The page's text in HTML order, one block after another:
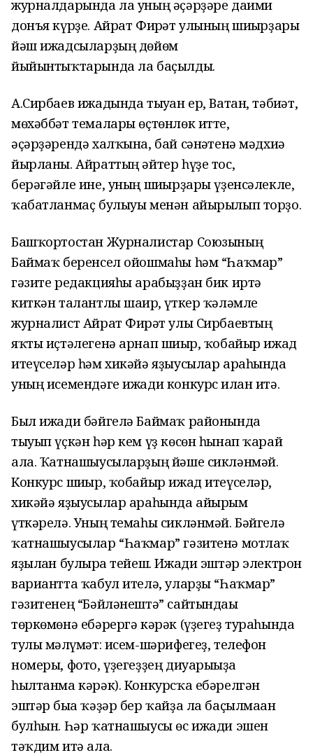
журналдарында ла уның әҫәрҙәре даими
донъя күрҙе. Айрат Фирғәт улының шиғырҙары
йәш ижадсыларҙың дөйөм
йыйынтыҡтарында ла баҫылды.
А.Сирбаев ижадында тыуған ер, Ватан, тәбиғәт,
мөхәббәт темалары өҫтөнлөк итте,
әҫәрҙәрендә халҡына, бай сәнғәтенә мәдхиә
йырланы. Айраттың әйтер һүҙе тос,
берәгәйле ине, уның шиғырҙары үҙенсәлекле,
ҡабатланмаҫ булыуы менән айырылып торҙо.
Башҡортостан Журналистар Союзының
Баймаҡ беренсел ойошмаһы һәм “Һаҡмар”
гәзите редакцияһы арабыҙҙан бик иртә
киткән талантлы шағир, үткер ҡәләмле
журналист Айрат Фирғәт улы Сирбаевтың
яҡты иҫтәлегенә арнап шиғыр, ҡобайыр ижад
итеүселәр һәм хикәйә яҙыусылар араһында
уның исемендәге ижади конкурс иғлан итә.
Был ижади бәйгелә Баймаҡ районында
тыуып үҫкән һәр кем үҙ көсөн һынап ҡарай
ала. Ҡатнашыусыларҙың йәше сикләнмәй.
Конкурс шиғыр, ҡобайыр ижад итеүселәр,
хикәйә яҙыусылар араһында айырым
үткәрелә. Уның темаһы сикләнмәй. Бәйгелә
ҡатнашыусылар “Һаҡмар” гәзитенә мотлаҡ
яҙылған булырға тейеш. Ижади эштәр электрон
вариантта ҡабул ителә, уларҙы “Һаҡмар”
гәзитенең “Бәйләнештә” сайтындағы
төркөмөнә ебәрергә кәрәк (үҙегеҙ тураһында
тулы мәғлүмәт: исем-шәрифегеҙ, телефон
номеры, фото, үҙегеҙҙең диуарығыҙға
һылтанма кәрәк). Конкурсҡа ебәрелгән
эштәр быға ҡәҙәр бер ҡайҙа ла баҫылмаған
булһын. Һәр ҡатнашыусы өс ижади эшен
тәҡдим итә ала.